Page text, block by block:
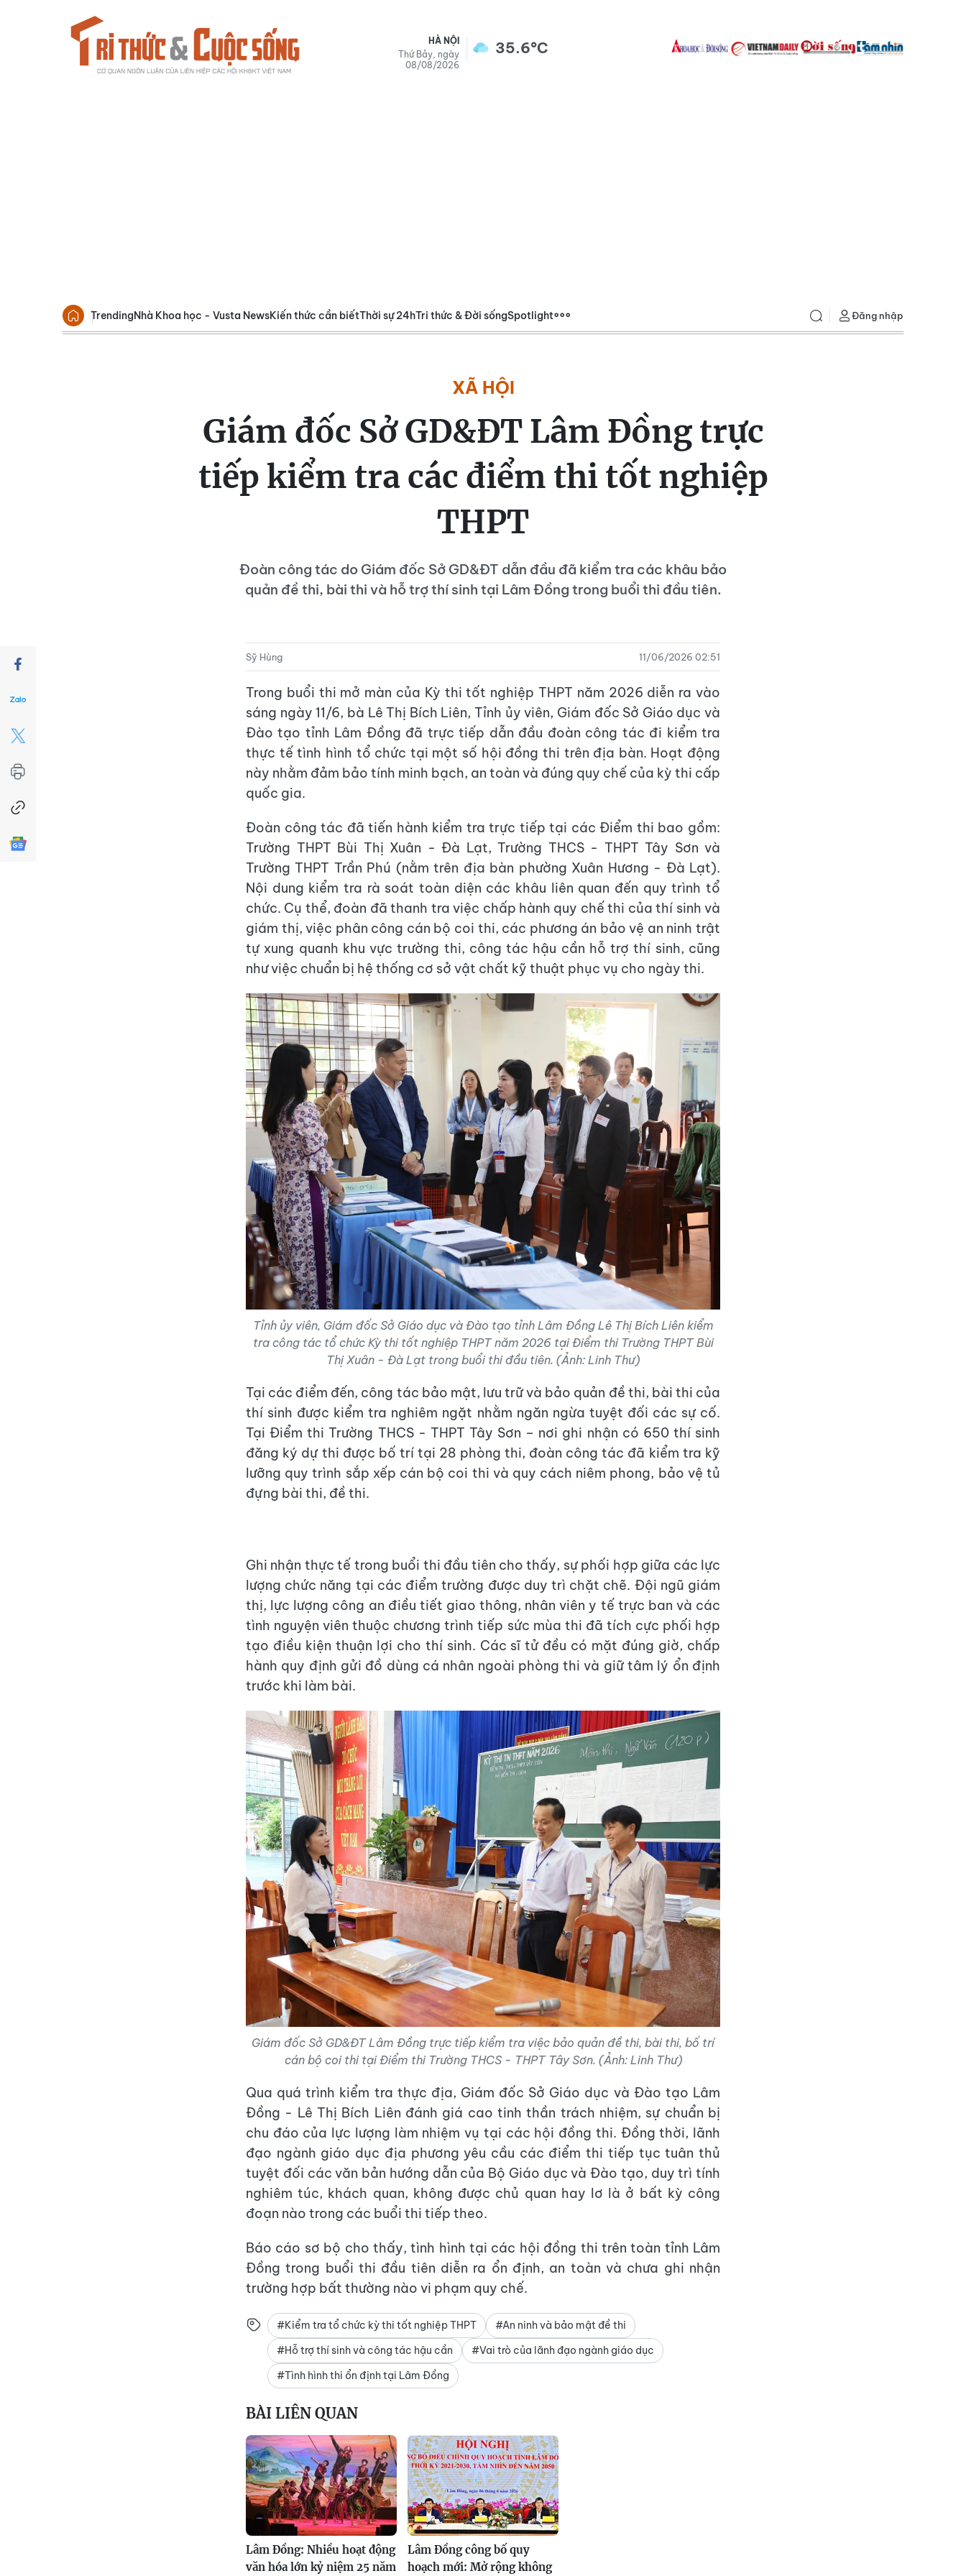
HÀ NỘI
Thứ Bảy, ngày
08/08/2026
35.6°C
TrendingNhà Khoa học - Vusta NewsKiến thức cần biếtThời sự 24hTri thức & Đời sốngSpotlight Đăng nhập
XÃ HỘI
Giám đốc Sở GD&ĐT Lâm Đồng trực
tiếp kiểm tra các điểm thi tốt nghiệp
THPT
Đoàn công tác do Giám đốc Sở GD&ĐT dẫn đầu đã kiểm tra các khâu bảo
quản đề thi, bài thi và hỗ trợ thí sinh tại Lâm Đồng trong buổi thi đầu tiên.
Sỹ Hùng 11/06/2026 02:51
Trong buổi thi mở màn của Kỳ thi tốt nghiệp THPT năm 2026 diễn ra vào
sáng ngày 11/6, bà Lê Thị Bích Liên, Tỉnh ủy viên, Giám đốc Sở Giáo dục và
Đào tạo tỉnh Lâm Đồng đã trực tiếp dẫn đầu đoàn công tác đi kiểm tra
thực tế tình hình tổ chức tại một số hội đồng thi trên địa bàn. Hoạt động
này nhằm đảm bảo tính minh bạch, an toàn và đúng quy chế của kỳ thi cấp
quốc gia.
Đoàn công tác đã tiến hành kiểm tra trực tiếp tại các Điểm thi bao gồm:
Trường THPT Bùi Thị Xuân - Đà Lạt, Trường THCS - THPT Tây Sơn và
Trường THPT Trần Phú (nằm trên địa bàn phường Xuân Hương - Đà Lạt).
Nội dung kiểm tra rà soát toàn diện các khâu liên quan đến quy trình tổ
chức. Cụ thể, đoàn đã thanh tra việc chấp hành quy chế thi của thí sinh và
giám thị, việc phân công cán bộ coi thi, các phương án bảo vệ an ninh trật
tự xung quanh khu vực trường thi, công tác hậu cần hỗ trợ thí sinh, cũng
như việc chuẩn bị hệ thống cơ sở vật chất kỹ thuật phục vụ cho ngày thi.
Tỉnh ủy viên, Giám đốc Sở Giáo dục và Đào tạo tỉnh Lâm Đồng Lê Thị Bích Liên kiểm
tra công tác tổ chức Kỳ thi tốt nghiệp THPT năm 2026 tại Điểm thi Trường THPT Bùi
Thị Xuân - Đà Lạt trong buổi thi đầu tiên. (Ảnh: Linh Thư)
Tại các điểm đến, công tác bảo mật, lưu trữ và bảo quản đề thi, bài thi của
thí sinh được kiểm tra nghiêm ngặt nhằm ngăn ngừa tuyệt đối các sự cố.
Tại Điểm thi Trường THCS - THPT Tây Sơn – nơi ghi nhận có 650 thí sinh
đăng ký dự thi được bố trí tại 28 phòng thi, đoàn công tác đã kiểm tra kỹ
lưỡng quy trình sắp xếp cán bộ coi thi và quy cách niêm phong, bảo vệ tủ
đựng bài thi, đề thi.
Ghi nhận thực tế trong buổi thi đầu tiên cho thấy, sự phối hợp giữa các lực
lượng chức năng tại các điểm trường được duy trì chặt chẽ. Đội ngũ giám
thị, lực lượng công an điều tiết giao thông, nhân viên y tế trực ban và các
tình nguyện viên thuộc chương trình tiếp sức mùa thi đã tích cực phối hợp
tạo điều kiện thuận lợi cho thí sinh. Các sĩ tử đều có mặt đúng giờ, chấp
hành quy định gửi đồ dùng cá nhân ngoài phòng thi và giữ tâm lý ổn định
trước khi làm bài.
Giám đốc Sở GD&ĐT Lâm Đồng trực tiếp kiểm tra việc bảo quản đề thi, bài thi, bố trí
cán bộ coi thi tại Điểm thi Trường THCS - THPT Tây Sơn. (Ảnh: Linh Thư)
Qua quá trình kiểm tra thực địa, Giám đốc Sở Giáo dục và Đào tạo Lâm
Đồng - Lê Thị Bích Liên đánh giá cao tinh thần trách nhiệm, sự chuẩn bị
chu đáo của lực lượng làm nhiệm vụ tại các hội đồng thi. Đồng thời, lãnh
đạo ngành giáo dục địa phương yêu cầu các điểm thi tiếp tục tuân thủ
tuyệt đối các văn bản hướng dẫn của Bộ Giáo dục và Đào tạo, duy trì tính
nghiêm túc, khách quan, không được chủ quan hay lơ là ở bất kỳ công
đoạn nào trong các buổi thi tiếp theo.
Báo cáo sơ bộ cho thấy, tình hình tại các hội đồng thi trên toàn tỉnh Lâm
Đồng trong buổi thi đầu tiên diễn ra ổn định, an toàn và chưa ghi nhận
trường hợp bất thường nào vi phạm quy chế.
#Kiểm tra tổ chức kỳ thi tốt nghiệp THPT
#An ninh và bảo mật đề thi
#Hỗ trợ thí sinh và công tác hậu cần
#Vai trò của lãnh đạo ngành giáo dục
#Tình hình thi ổn định tại Lâm Đồng
BÀI LIÊN QUAN
Lâm Đồng: Nhiều hoạt động
văn hóa lớn kỷ niệm 25 năm
Lâm Đồng công bố quy
hoạch mới: Mở rộng không